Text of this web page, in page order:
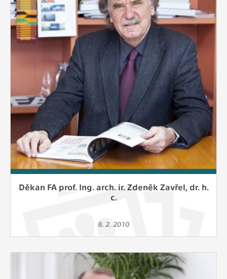
Děkan FA prof. Ing. arch. ir. Zdeněk Zavřel, dr. h.
c.
8. 2. 2010